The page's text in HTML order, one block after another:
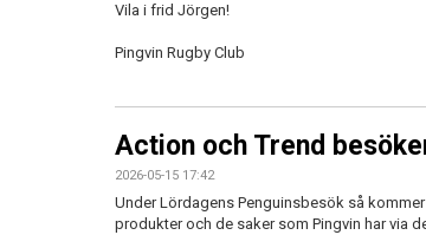
Vila i frid Jörgen!
Pingvin Rugby Club
Action och Trend
2026-05-15 17:42
Under Lördagens Penguinsbesök så
produkter och de saker som Pingvin har via